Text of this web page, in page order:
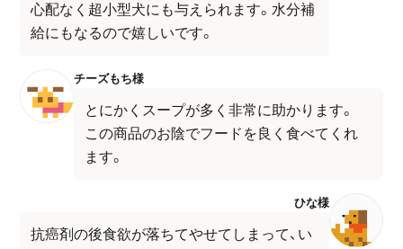
心配なく超小型犬にも与えられます。水分補
給にもなるので嬉しいです。
チーズもち様
とにかくスープが多く非常に助かります。
この商品のお陰でフードを良く食べてくれ
ます。
ひな様
抗癌剤の後食欲が落ちてやせてしまって、い